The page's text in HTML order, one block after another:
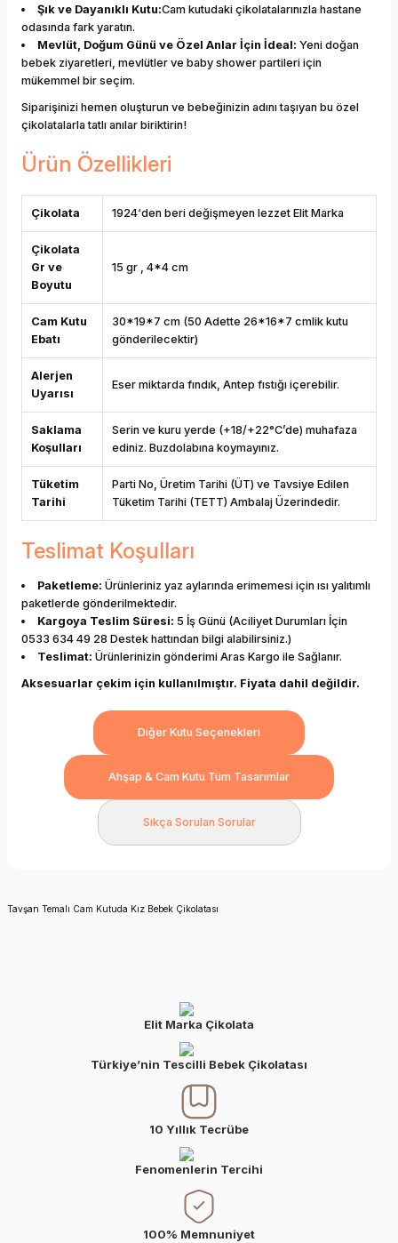
Şık ve Dayanıklı Kutu:Cam kutudaki çikolatalarınızla hastane
odasında fark yaratın.
Mevlüt, Doğum Günü ve Özel Anlar İçin İdeal: Yeni doğan
bebek ziyaretleri, mevlütler ve baby shower partileri için
mükemmel bir seçim.
Siparişinizi hemen oluşturun ve bebeğinizin adını taşıyan bu özel
çikolatalarla tatlı anılar biriktirin!
Ürün Özellikleri
Çikolata 1924‘den beri değişmeyen lezzet Elit Marka
Çikolata
Gr ve
Boyutu
15 gr , 4*4 cm
Cam Kutu
Ebatı
30*19*7 cm (50 Adette 26*16*7 cmlik kutu
gönderilecektir)
Alerjen
Uyarısı
Eser miktarda fındık, Antep fıstığı içerebilir.
Saklama
Koşulları
Serin ve kuru yerde (+18/+22°C’de) muhafaza
ediniz. Buzdolabına koymayınız.
Tüketim
Tarihi
Parti No, Üretim Tarihi (ÜT) ve Tavsiye Edilen
Tüketim Tarihi (TETT) Ambalaj Üzerindedir.
Teslimat Koşulları
Paketleme: Ürünleriniz yaz aylarında erimemesi için ısı yalıtımlı
paketlerde gönderilmektedir.
Kargoya Teslim Süresi: 5 İş Günü (Aciliyet Durumları İçin
0533 634 49 28 Destek hattından bilgi alabilirsiniz.)
Teslimat: Ürünlerinizin gönderimi Aras Kargo ile Sağlanır.
Aksesuarlar çekim için kullanılmıştır. Fiyata dahil değildir.
Diğer Kutu Seçenekleri
Ahşap & Cam Kutu Tüm Tasarımlar
Sıkça Sorulan Sorular
Tavşan Temalı Cam Kutuda Kız Bebek Çikolatası
Elit Marka Çikolata
Türkiye’nin Tescilli Bebek Çikolatası
10 Yıllık Tecrübe
Fenomenlerin Tercihi
100% Memnuniyet